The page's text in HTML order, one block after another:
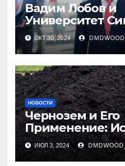
Вадим Лобов и
Университет
Современные
Образованию
ОКТ 30, 2024
НОВОСТИ
Чернозем и Его
Применение:
Плодородия
ИЮЛ 3, 2024